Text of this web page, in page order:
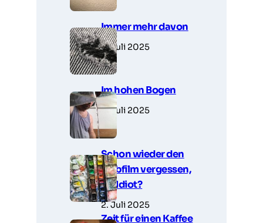
Immer mehr davon
5. Juli 2025
Im hohen Bogen
3. Juli 2025
Schon wieder den
Farbfilm vergessen,
Du Idiot?
2. Juli 2025
Zeit für einen Kaffee